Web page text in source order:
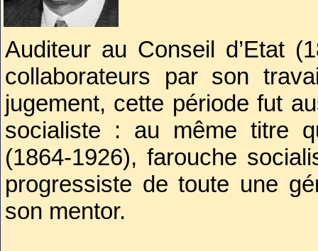
Entré à la Revue
progressiste, il se
l’intelligentsia
droit.
Auditeur au Conseil d’Etat
collaborateurs par son
jugement, cette période fut
socialiste : au même titre
(1864-1926), farouche
progressiste de toute une
son mentor.